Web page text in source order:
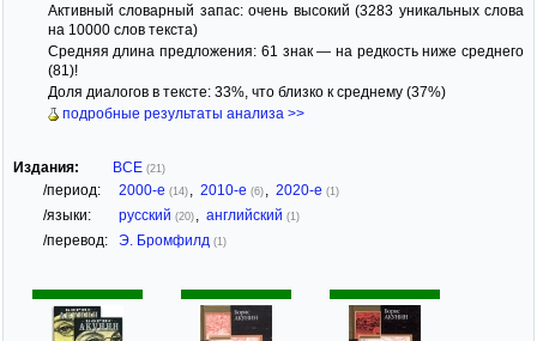
Активный словарный запас: очень высокий (3283 уникальных слова
на 10000 слов текста)
Средняя длина предложения: 61 знак — на редкость ниже среднего
(81)!
Доля диалогов в тексте: 33%, что близко к среднему (37%)
подробные результаты анализа >>
Издания: ВСЕ (21)
/период: 2000-е (14) 2010-е (6) 2020-е (1)
/языки: русский (20) английский (1)
/перевод: Э. Бромфилд (1)